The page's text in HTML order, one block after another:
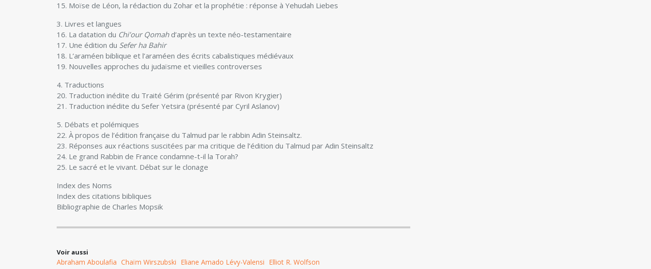
15. Moïse de Léon, la rédaction du Zohar et la prophétie : réponse à Yehudah Liebes
3. Livres et langues
16. La datation du Chi’our Qomahd’après un texte néo-testamentaire
17. Une édition du Sefer ha Bahir
18. L’araméen biblique et l’araméen des écrits cabalistiques médiévaux
19. Nouvelles approches du judaïsme et vieilles controverses
4. Traductions
20. Traduction inédite du Traité Gérim (présenté par Rivon Krygier)
21. Traduction inédite du Sefer Yetsira (présenté par Cyril Aslanov)
5. Débats et polémiques
22. À propos de l’édition française du Talmud par le rabbin Adin Steinsaltz.
23. Réponses aux réactions suscitées par ma critique de l’édition du Talmud par Adin Steinsaltz
24. Le grand Rabbin de France condamne-t-il la Torah?
25. Le sacré et le vivant. Débat sur le clonage
Index des Noms
Index des citations bibliques
Bibliographie de Charles Mopsik
Voir aussi
Abraham Aboulafia Chaïm Wirszubski Eliane Amado Lévy-Valensi Elliot R. Wolfson